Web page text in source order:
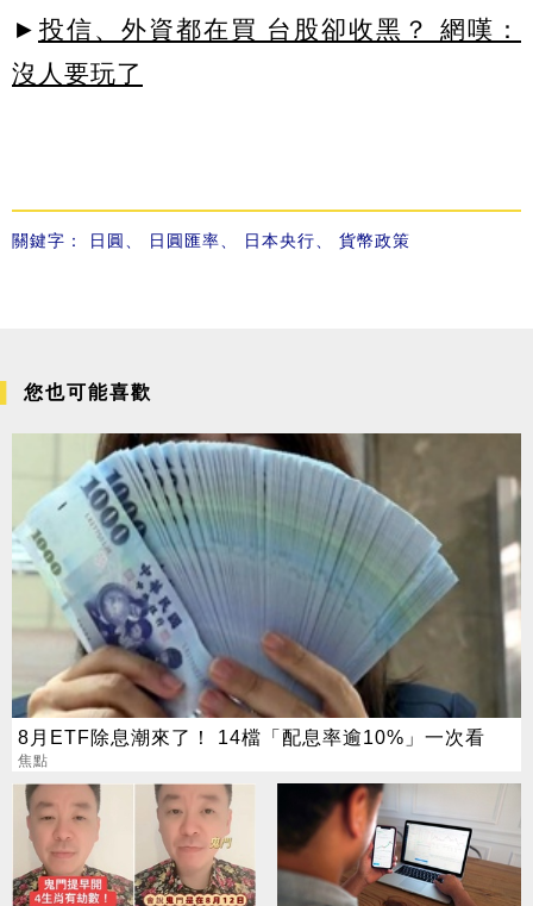
► 投信、外資都在買 台股卻收黑？ 網嘆：
沒人要玩了
關鍵字： 日圓 日圓匯率 日本央行 貨幣政策
您也可能喜歡
8月ETF除息潮來了！ 14檔「配息率逾10%」一次看
焦點